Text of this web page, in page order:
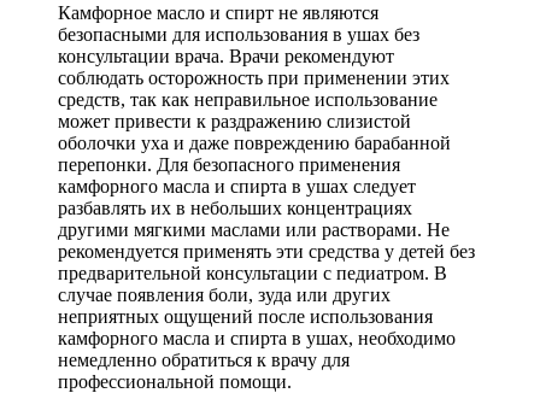
Камфорное масло и спирт не являются
безопасными для использования в ушах без
консультации врача. Врачи рекомендуют
соблюдать осторожность при применении этих
средств, так как неправильное использование
может привести к раздражению слизистой
оболочки уха и даже повреждению барабанной
перепонки. Для безопасного применения
камфорного масла и спирта в ушах следует
разбавлять их в небольших концентрациях
другими мягкими маслами или растворами. Не
рекомендуется применять эти средства у детей без
предварительной консультации с педиатром. В
случае появления боли, зуда или других
неприятных ощущений после использования
камфорного масла и спирта в ушах, необходимо
немедленно обратиться к врачу для
профессиональной помощи.